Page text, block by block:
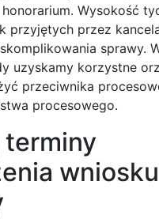
Wysokość
przyjętych przez
sprawy.
uzyskamy korzystne
przeciwnika
procesowego.
terminy